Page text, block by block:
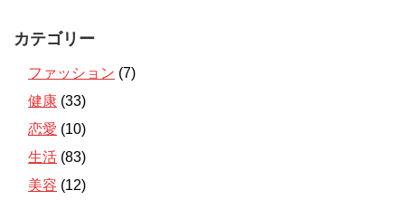
カテゴリー
ファッション (7)
健康 (33)
恋愛 (10)
生活 (83)
美容 (12)